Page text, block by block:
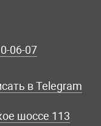
06-07
в Telegram
шоссе 113